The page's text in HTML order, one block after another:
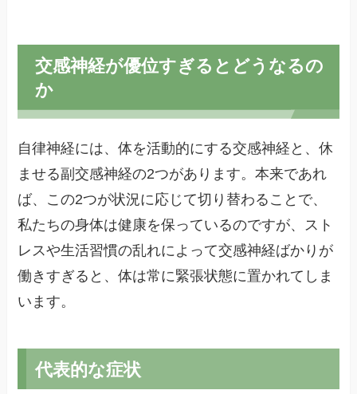
交感神経が優位すぎるとどうなるの
か
自律神経には、体を活動的にする交感神経と、休
ませる副交感神経の2つがあります。本来であれ
ば、この2つが状況に応じて切り替わることで、
私たちの身体は健康を保っているのですが、スト
レスや生活習慣の乱れによって交感神経ばかりが
働きすぎると、体は常に緊張状態に置かれてしま
います。
代表的な症状